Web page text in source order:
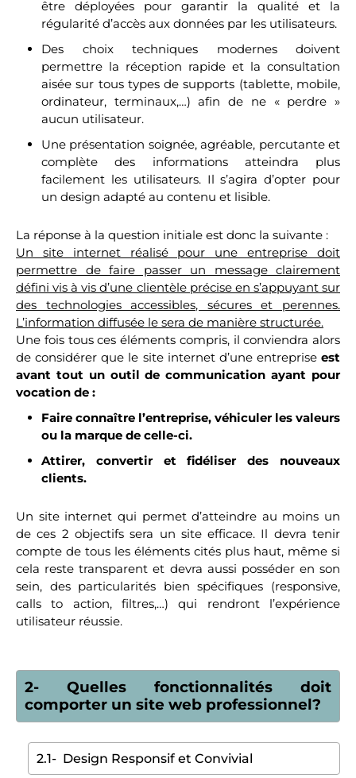
être déployées pour garantir la qualité et la
régularité d’accès aux données par les utilisateurs.
Des choix techniques modernes doivent
permettre la réception rapide et la consultation
aisée sur tous types de supports (tablette, mobile,
ordinateur, terminaux,…) afin de ne « perdre »
aucun utilisateur.
Une présentation soignée, agréable, percutante et
complète des informations atteindra plus
facilement les utilisateurs. Il s’agira d’opter pour
un design adapté au contenu et lisible.
La réponse à la question initiale est donc la suivante :
Un site internet réalisé pour une entreprise doit
permettre de faire passer un message clairement
défini vis à vis d’une clientèle précise en s’appuyant sur
des technologies accessibles, sécures et perennes.
L’information diffusée le sera de manière structurée.
Une fois tous ces éléments compris, il conviendra alors
de considérer que le site internet d’une entreprise est
avant tout un outil de communication ayant pour
vocation de :
Faire connaître l’entreprise, véhiculer les valeurs
ou la marque de celle-ci.
Attirer, convertir et fidéliser des nouveaux
clients.
Un site internet qui permet d’atteindre au moins un
de ces 2 objectifs sera un site efficace. Il devra tenir
compte de tous les éléments cités plus haut, même si
cela reste transparent et devra aussi posséder en son
sein, des particularités bien spécifiques (responsive,
calls to action, filtres,…) qui rendront l’expérience
utilisateur réussie.
2- Quelles fonctionnalités doit
comporter un site web professionnel?
2.1- Design Responsif et Convivial